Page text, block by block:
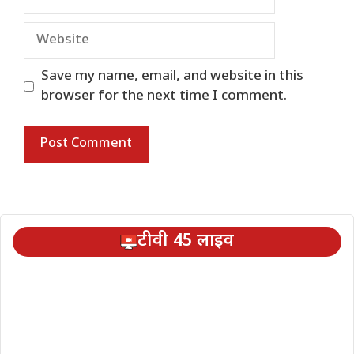
Website
Save my name, email, and website in this
browser for the next time I comment.
टीवी 45 लाइव